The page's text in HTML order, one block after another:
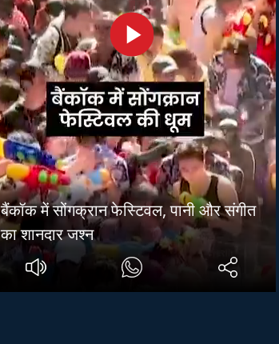
बैंकॉक में सोंगक्रान फेस्टिवल, पानी और संगीत
का शानदार जश्न